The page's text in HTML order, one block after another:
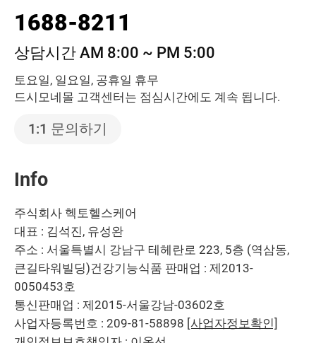
1688-8211
상담시간 AM 8:00 ~ PM 5:00
토요일, 일요일, 공휴일 휴무
드시모네몰 고객센터는 점심시간에도 계속 됩니다.
1:1 문의하기
Info
주식회사 헥토헬스케어
대표 : 김석진, 유성완
주소 : 서울특별시 강남구 테헤란로 223, 5층 (역삼동,
큰길타워빌딩)건강기능식품 판매업 : 제2013-
0050453호
통신판매업 : 제2015-서울강남-03602호
사업자등록번호 : 209-81-58898 [사업자정보확인]